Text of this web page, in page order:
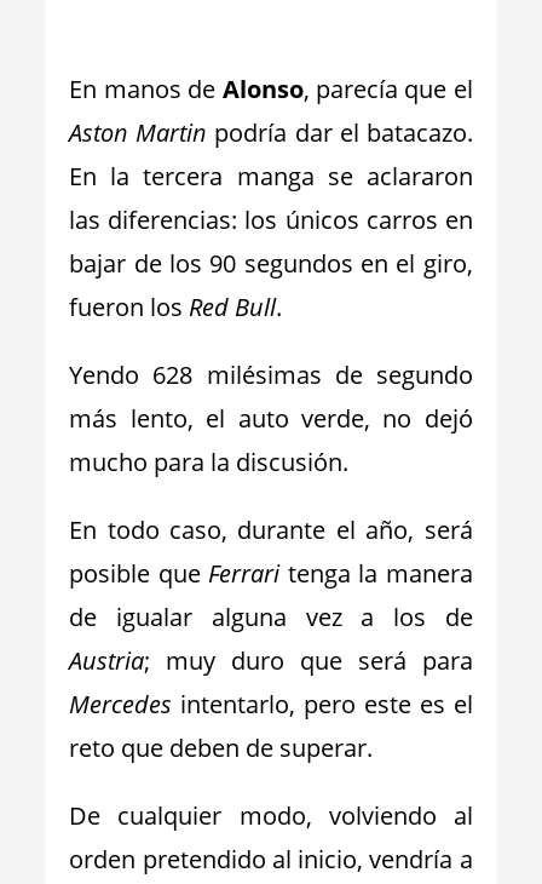
En manos de Alonso, parecía que el
Aston Martin podría dar el batacazo.
En la tercera manga se aclararon
las diferencias: los únicos carros en
bajar de los 90 segundos en el giro,
fueron los Red Bull.
Yendo 628 milésimas de segundo
más lento, el auto verde, no dejó
mucho para la discusión.
En todo caso, durante el año, será
posible que Ferraritenga la manera
de igualar alguna vez a los de
Austria; muy duro que será para
Mercedes intentarlo, pero este es el
reto que deben de superar.
De cualquier modo, volviendo al
orden pretendido al inicio, vendría a